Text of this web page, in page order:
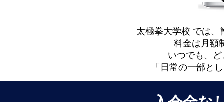
太極拳大学校 では、
料金は月額
いつでも、
「日常の一部と